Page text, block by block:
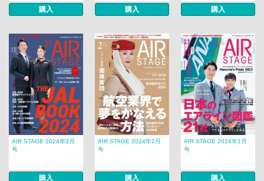
購入 購入 購入
AIR STAGE 2024年3月
号
購入
AIR STAGE 2024年2月
号
購入
AIR STAGE 2024年1月
号
購入